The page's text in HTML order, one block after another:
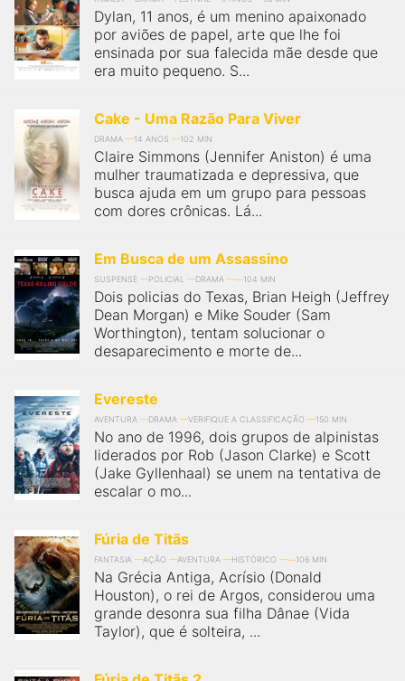
Dylan, 11 anos, é um menino apaixonado
por aviões de papel, arte que lhe foi
ensinada por sua falecida mãe desde que
era muito pequeno. S...
Cake - Uma Razão Para Viver
DRAMA 14 ANOS 102 MIN
Claire Simmons (Jennifer Aniston) é uma
mulher traumatizada e depressiva, que
busca ajuda em um grupo para pessoas
com dores crônicas. Lá...
Em Busca de um Assassino
SUSPENSE POLICIAL DRAMA 104 MIN
Dois policias do Texas, Brian Heigh (Jeffrey
Dean Morgan) e Mike Souder (Sam
Worthington), tentam solucionar o
desaparecimento e morte de...
Evereste
AVENTURA DRAMA VERIFIQUE A CLASSIFICAÇÃO 150 MIN
No ano de 1996, dois grupos de alpinistas
liderados por Rob (Jason Clarke) e Scott
(Jake Gyllenhaal) se unem na tentativa de
escalar o mo...
Fúria de Titãs
FANTASIA AÇÃO AVENTURA HISTÓRICO 106 MIN
Na Grécia Antiga, Acrísio (Donald
Houston), o rei de Argos, considerou uma
grande desonra sua filha Dânae (Vida
Taylor), que é solteira, ...